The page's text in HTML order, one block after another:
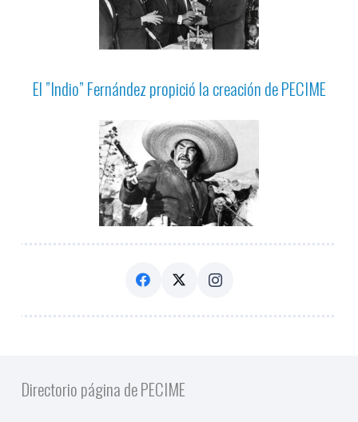
El ”Indio” Fernández propició la creación de PECIME
Directorio página de PECIME